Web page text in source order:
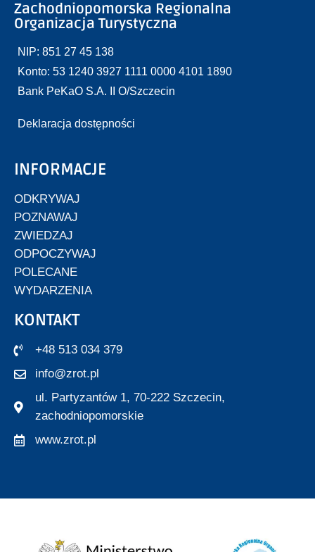
Zachodniopomorska Regionalna
Organizacja Turystyczna
NIP: 851 27 45 138
Konto: 53 1240 3927 1111 0000 4101 1890
Bank PeKaO S.A. II O/Szczecin
Deklaracja dostępności
INFORMACJE
ODKRYWAJ
POZNAWAJ
ZWIEDZAJ
ODPOCZYWAJ
POLECANE
WYDARZENIA
KONTAKT
+48 513 034 379
info@zrot.pl
ul. Partyzantów 1, 70-222 Szczecin,
zachodniopomorskie
www.zrot.pl